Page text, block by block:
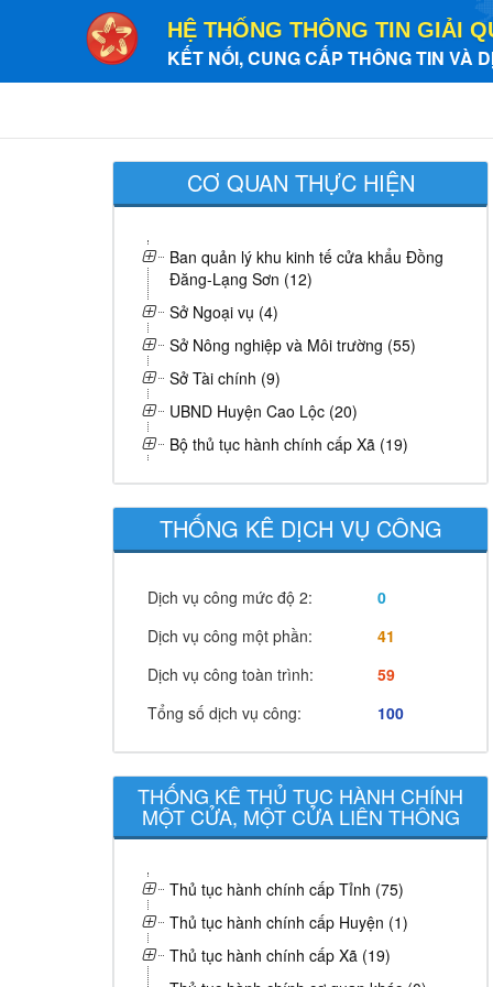
HỆ THỐNG THÔNG TIN GIẢI
KẾT NỐI, CUNG CẤP THÔNG TIN VÀ
CƠ QUAN THỰC HIỆN
Ban quản lý khu kinh tế cửa khẩu Đồng
Đăng-Lạng Sơn (12)
Sở Ngoại vụ (4)
Sở Nông nghiệp và Môi trường (55)
Sở Tài chính (9)
UBND Huyện Cao Lộc (20)
Bộ thủ tục hành chính cấp Xã (19)
THỐNG KÊ DỊCH VỤ CÔNG
Dịch vụ công mức độ 2:
0
Dịch vụ công một phần:
41
Dịch vụ công toàn trình:
59
Tổng số dịch vụ công:
100
THỐNG KÊ THỦ TỤC HÀNH CHÍNH
MỘT CỬA, MỘT CỬA LIÊN THÔNG
Thủ tục hành chính cấp Tỉnh (75)
Thủ tục hành chính cấp Huyện (1)
Thủ tục hành chính cấp Xã (19)